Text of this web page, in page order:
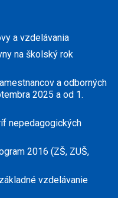
a vzdelávania
na školský rok
a odborných
2025 a od 1.
nepedagogických
2016 (ZŠ, ZUŠ,
vzdelávanie